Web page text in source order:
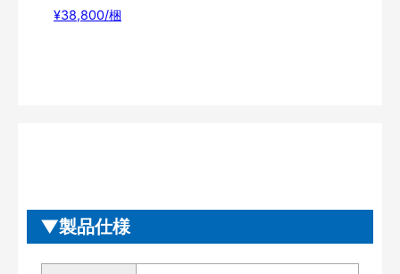
¥38,800/梱
製品仕様